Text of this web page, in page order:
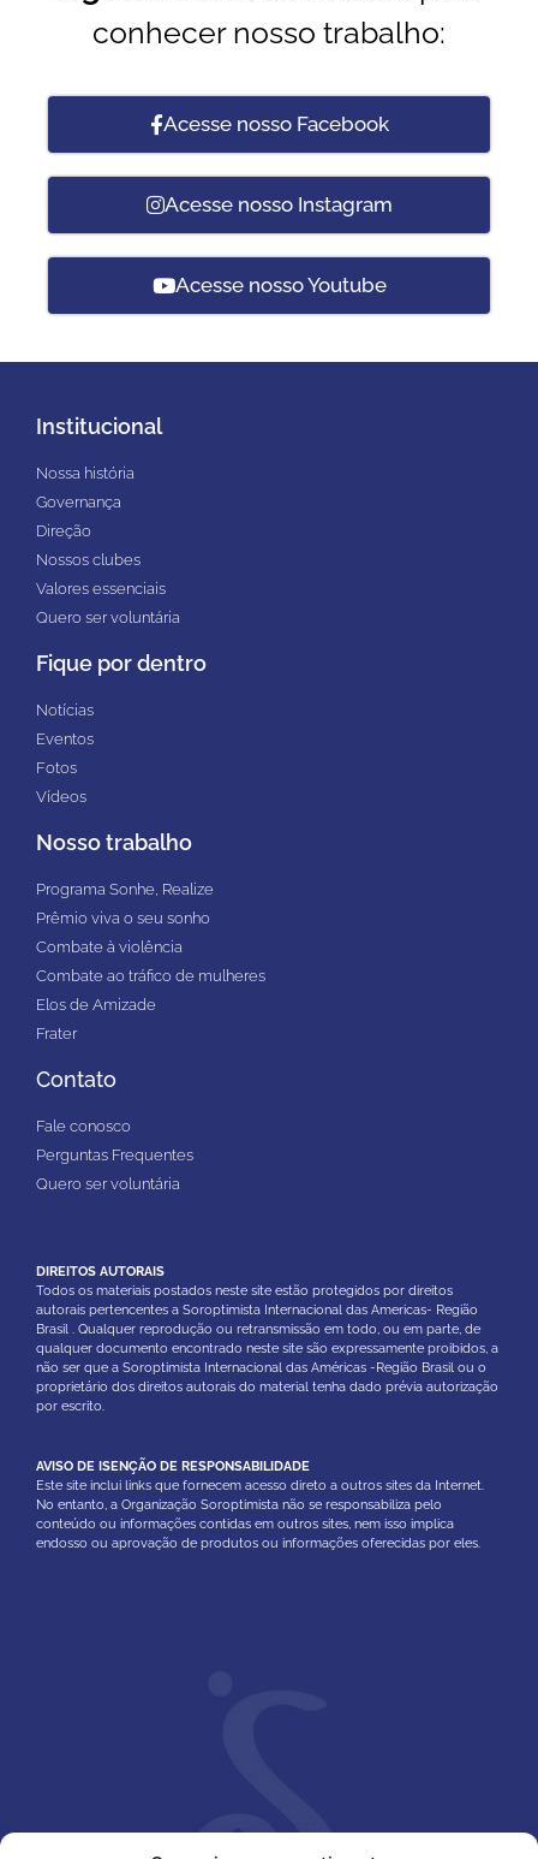
conhecer nosso trabalho:
Acesse nosso Facebook
Acesse nosso Instagram
Acesse nosso Youtube
Institucional
Nossa história
Governança
Direção
Nossos clubes
Valores essenciais
Quero ser voluntária
Fique por dentro
Notícias
Eventos
Fotos
Vídeos
Nosso trabalho
Programa Sonhe, Realize
Prêmio viva o seu sonho
Combate à violência
Combate ao tráfico de mulheres
Elos de Amizade
Frater
Contato
Fale conosco
Perguntas Frequentes
Quero ser voluntária
DIREITOS AUTORAIS
Todos os materiais postados neste site estão protegidos por direitos
autorais pertencentes a Soroptimista Internacional das Americas- Região
Brasil . Qualquer reprodução ou retransmissão em todo, ou em parte, de
qualquer documento encontrado neste site são expressamente proibidos, a
não ser que a Soroptimista Internacional das Américas -Região Brasil ou o
proprietário dos direitos autorais do material tenha dado prévia autorização
por escrito.
AVISO DE ISENÇÃO DE RESPONSABILIDADE
Este site inclui links que fornecem acesso direto a outros sites da Internet.
No entanto, a Organização Soroptimista não se responsabiliza pelo
conteúdo ou informações contidas em outros sites, nem isso implica
endosso ou aprovação de produtos ou informações oferecidas por eles.